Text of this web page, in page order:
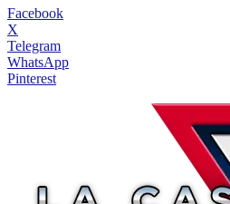
Facebook
X
Telegram
WhatsApp
Pinterest